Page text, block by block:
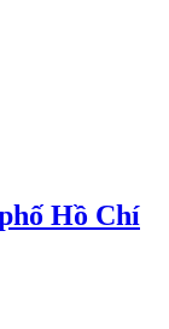
Hồ Chí